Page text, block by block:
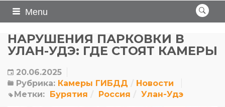
Menu
НАРУШЕНИЯ ПАРКОВКИ В
УЛАН-УДЭ: ГДЕ СТОЯТ КАМЕРЫ
20.06.2025
Рубрика: Камеры ГИБДД
Новости
Метки: Бурятия Россия Улан-Удэ